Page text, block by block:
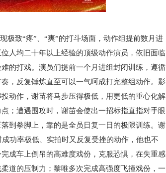
极致“疼”、“爽”的打斗场面，动作组提前数月进
人均二十年以上经验的顶级动作演员，依旧面临
的打戏。演员们提前一个月进组封闭训练，遵循
，反复锤炼直至可以一气呵成打完整组动作。影
动作，谢苗将马步压得极低，用更低的重心化解
；遭遇围攻时，谢苗会使出一招标指直指对手眼
到拳脚上，靠的是全员日复一日的极限训练。谢
功率极低、实拍时又反复受挫的动作，他也不
成车上倒吊的高难度戏份，克服恐惧，在失重感
道的压制力；黎唯多次完成高强度飞撞戏份，一